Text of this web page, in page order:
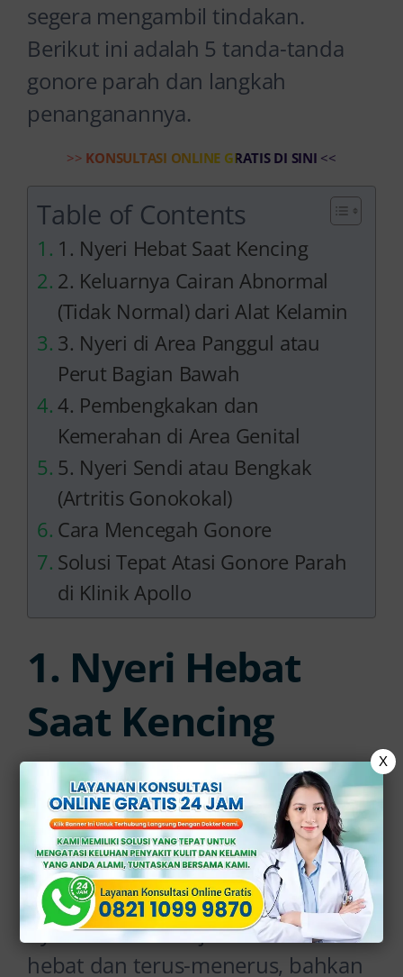
segera mengambil tindakan.
Berikut ini adalah 5 tanda-tanda
gonore parah dan langkah
penanganannya.
>> KONSULTASI ONLINE GRATIS DI SINI <<
Table of Contents
1. Nyeri Hebat Saat Kencing
2. Keluarnya Cairan Abnormal
(Tidak Normal) dari Alat Kelamin
3. Nyeri di Area Panggul atau
Perut Bagian Bawah
4. Pembengkakan dan
Kemerahan di Area Genital
5. Nyeri Sendi atau Bengkak
(Artritis Gonokokal)
Cara Mencegah Gonore
Solusi Tepat Atasi Gonore Parah
di Klinik Apollo
1. Nyeri Hebat
Saat Kencing
Salah satu gejala utama gonore
adalah rasa nyeri atau sensasi
terbakar saat kencing.
Pada tahap yang lebih parah, rasa
nyeri ini bisa menjadi semakin
hebat dan terus-menerus, bahkan
X